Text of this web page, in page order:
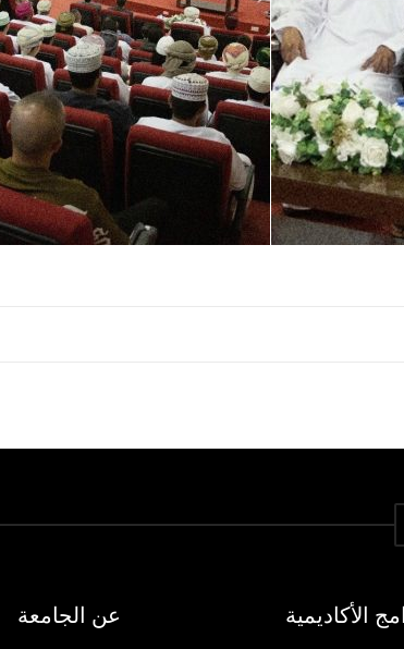
عن الجامعة الأكاديمية